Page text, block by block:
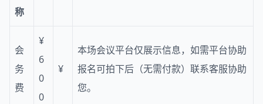
称
会
务
费
¥
6
0
0
¥
本场会议平台仅展示信息，如需平台协助
报名可拍下后（无需付款）联系客服协助
您。